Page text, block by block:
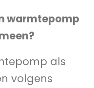
warmtepomp
als
volgens